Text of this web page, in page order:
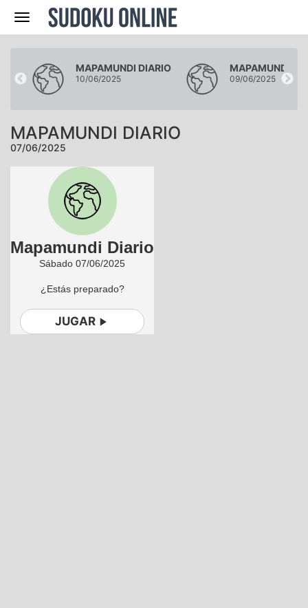
Navegación
MAPAMUNDI DIARIO
10/06/2025
MAPAMUNDI
09/06/2025
MAPAMUNDI DIARIO
07/06/2025
Mapamundi Diario
Sábado 07/06/2025
¿Estás preparado?
JUGAR